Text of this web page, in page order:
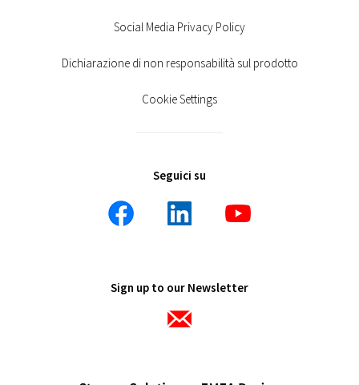
Social Media Privacy Policy
Dichiarazione di non responsabilità sul prodotto
Cookie Settings
Seguici su
Sign up to our Newsletter